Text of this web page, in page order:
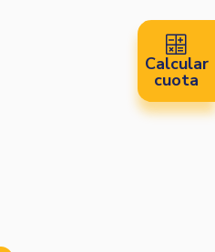
Calcular
cuota